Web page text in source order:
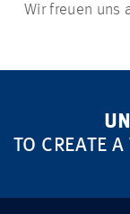
Wir freuen uns
TO CREATE